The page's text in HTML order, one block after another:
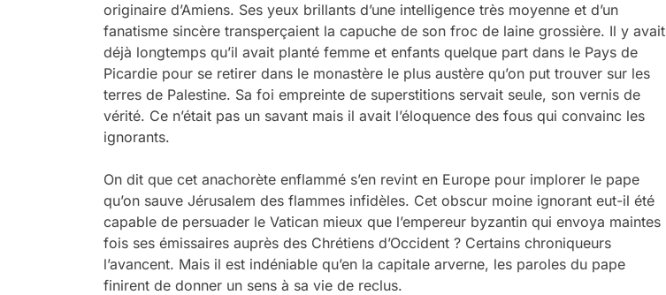
originaire d’Amiens. Ses yeux brillants d’une intelligence très moyenne et d’un
fanatisme sincère transperçaient la capuche de son froc de laine grossière. Il y avait
déjà longtemps qu’il avait planté femme et enfants quelque part dans le Pays de
Picardie pour se retirer dans le monastère le plus austère qu’on put trouver sur les
terres de Palestine. Sa foi empreinte de superstitions servait seule, son vernis de
vérité. Ce n’était pas un savant mais il avait l’éloquence des fous qui convainc les
ignorants.
On dit que cet anachorète enflammé s’en revint en Europe pour implorer le pape
qu’on sauve Jérusalem des flammes infidèles. Cet obscur moine ignorant eut-il été
capable de persuader le Vatican mieux que l’empereur byzantin qui envoya maintes
fois ses émissaires auprès des Chrétiens d’Occident ? Certains chroniqueurs
l’avancent. Mais il est indéniable qu’en la capitale arverne, les paroles du pape
finirent de donner un sens à sa vie de reclus.